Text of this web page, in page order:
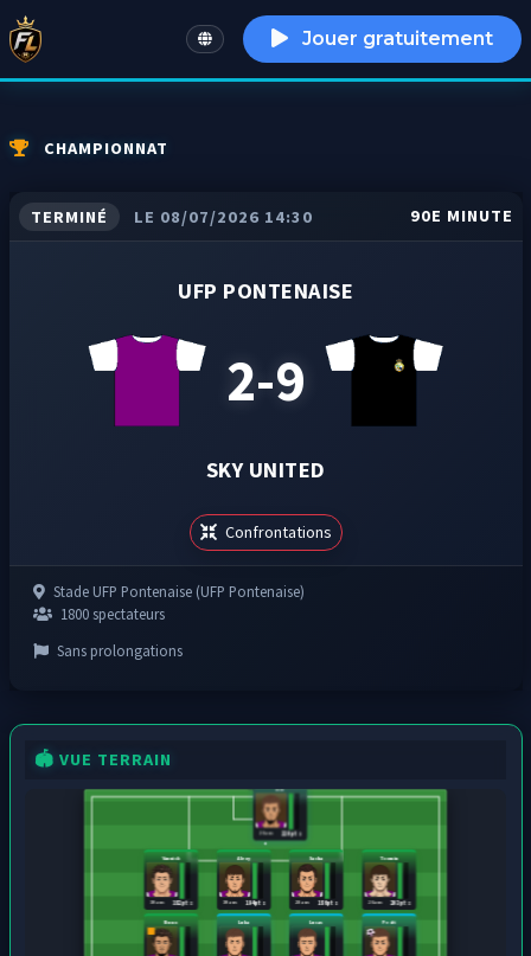
English Jouer gratuitement
CHAMPIONNAT
TERMINÉ LE 08/07/2026 14:30 90E MINUTE
UFP PONTENAISE
2-9
SKY UNITED
Confrontations
Stade UFP Pontenaise (UFP Pontenaise)
1800 spectateurs
Sans prolongations
🏟️ VUE TERRAIN
220 pts
26 ans
Yannick
182 pts
30 ans
Alexy
194 pts
30 ans
Sacha
186 pts
28 ans
Txomin
203 pts
26 ans
Nuno Luka Lucas Pedri